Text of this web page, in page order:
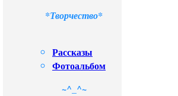
*Творчество*
Рассказы
Фотоальбом
~^_^~